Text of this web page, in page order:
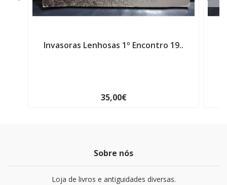
Invasoras Lenhosas 1º Encontro 19..
35,00€
Sobre nós
Loja de livros e antiguidades diversas.